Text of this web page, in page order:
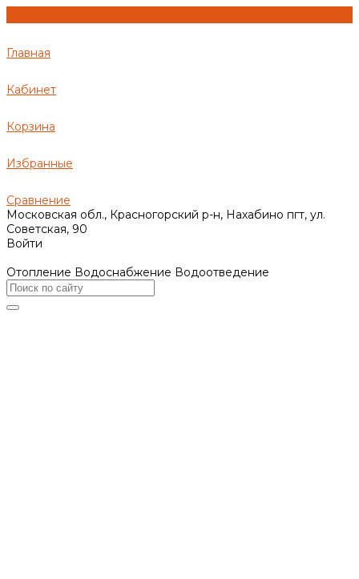
Главная
Кабинет
Корзина
Избранные
Сравнение
Московская обл., Красногорский р-н, Нахабино пгт, ул.
Советская, 90
Войти
Отопление Водоснабжение Водоотведение